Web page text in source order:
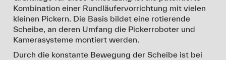
Kombination einer Rundläufervorrichtung mit vielen
kleinen Pickern. Die Basis bildet eine rotierende
Scheibe, an deren Umfang die Pickerroboter und
Kamerasysteme montiert werden.
Durch die konstante Bewegung der Scheibe ist bei